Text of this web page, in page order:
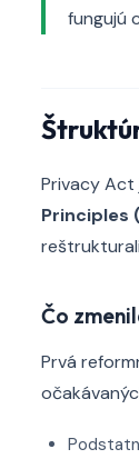
fungujú
Privacy
Principles
Čo
Prvá